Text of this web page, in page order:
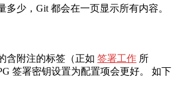
多少，Git 都会在一页显示所有内容。
含附注的标签（正如 签署工作 所
签署密钥设置为配置项会更好。 如下